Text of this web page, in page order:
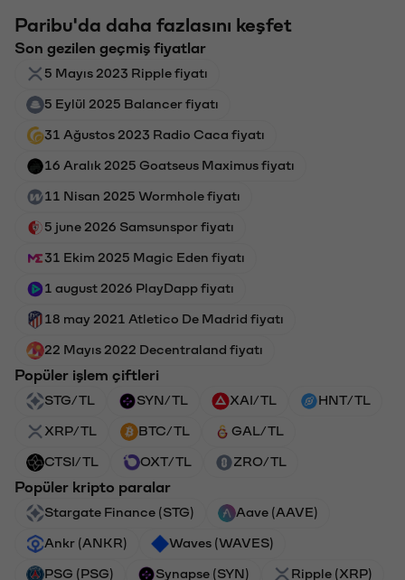
Paribu'da daha fazlasını keşfet
Son gezilen geçmiş fiyatlar
5 Mayıs 2023 Ripple fiyatı
5 Eylül 2025 Balancer fiyatı
31 Ağustos 2023 Radio Caca fiyatı
16 Aralık 2025 Goatseus Maximus fiyatı
11 Nisan 2025 Wormhole fiyatı
5 june 2026 Samsunspor fiyatı
31 Ekim 2025 Magic Eden fiyatı
1 august 2026 PlayDapp fiyatı
18 may 2021 Atletico De Madrid fiyatı
22 Mayıs 2022 Decentraland fiyatı
Popüler işlem çiftleri
STG/TL SYN/TL XAI/TL HNT/TL
XRP/TL BTC/TL GAL/TL
CTSI/TL OXT/TL ZRO/TL
Popüler kripto paralar
Stargate Finance (STG) Aave (AAVE)
Ankr (ANKR) Waves (WAVES)
PSG (PSG) Synapse (SYN) Ripple (XRP)